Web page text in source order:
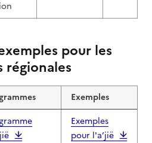
pour les
régionales
Exemples
Exemples
pour l'a’jië